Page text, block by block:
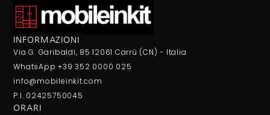
INFORMAZIONI
Via G. Garibaldi, 85 12061 Carrù (CN) - Italia
WhatsApp +39 352 0000 025
info@mobileinkit.com
P.I. 02425750045
ORARI